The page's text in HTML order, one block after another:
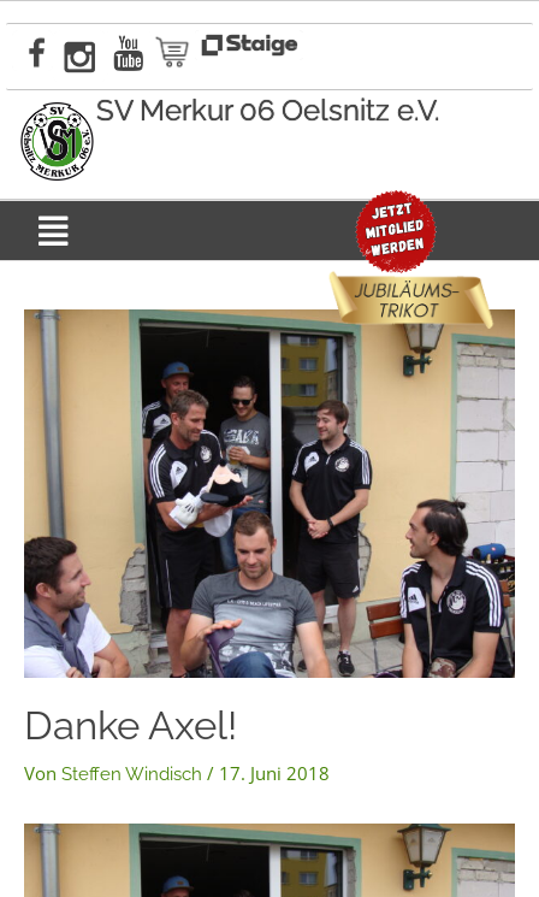
Inhalt
springen
SV Merkur 06 Oelsnitz e.V.
Menü
Danke Axel!
Von Steffen Windisch / 17. Juni 2018